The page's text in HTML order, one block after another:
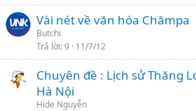
Vài nét về văn hóa Chămpa
Butchi
Trả lời 9 11/7/12
Chuyên đề : Lịch sử Thăng
Hà Nội
Hide Nguyễn